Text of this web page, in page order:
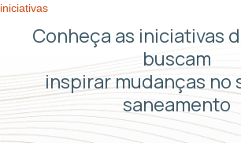
iniciativas
Conheça as iniciativas
buscam
inspirar mudanças no
saneamento